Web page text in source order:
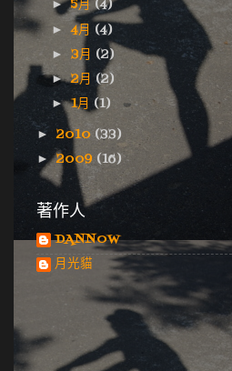
►5月(4)
►4月 (4)
►3月 (2)
►2月(2)
►1月 (1)
► 2010 (33)
►2009 (16)
著作人
DANNOW
月光貓